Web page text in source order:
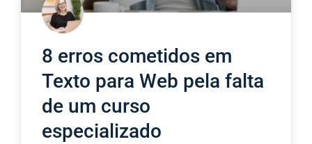
8 erros cometidos em
Texto para Web pela falta
de um curso
especializado